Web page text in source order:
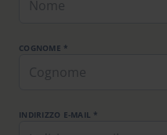
COGNOME *
INDIRIZZO E-MAIL *